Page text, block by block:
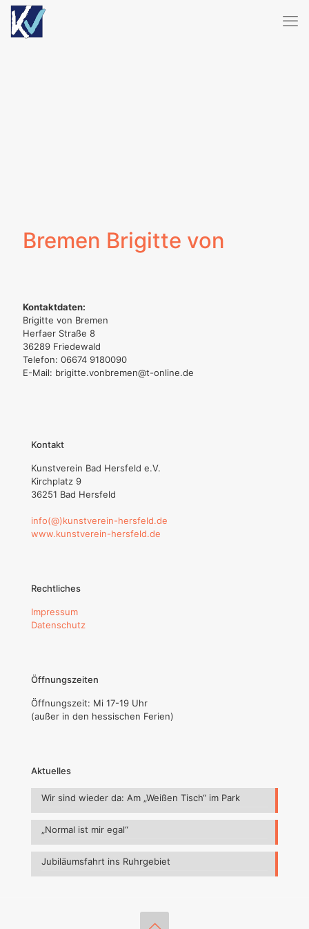
Bremen Brigitte von
Kontaktdaten:
Brigitte von Bremen
Herfaer Straße 8
36289 Friedewald
Telefon: 06674 9180090
E-Mail: brigitte.vonbremen@t-online.de
Kontakt
Kunstverein Bad Hersfeld e.V.
Kirchplatz 9
36251 Bad Hersfeld
info(@)kunstverein-hersfeld.de
www.kunstverein-hersfeld.de
Rechtliches
Impressum
Datenschutz
Öffnungszeiten
Öffnungszeit: Mi 17-19 Uhr
(außer in den hessischen Ferien)
Aktuelles
Wir sind wieder da: Am „Weißen Tisch“ im Park
„Normal ist mir egal“
Jubiläumsfahrt ins Ruhrgebiet